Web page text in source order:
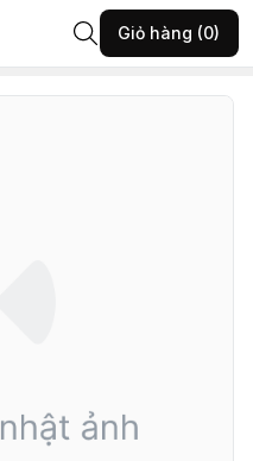
Giỏ hàng (0)
phẩm phong thủy khác